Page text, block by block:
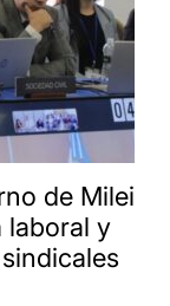
de Milei
laboral y